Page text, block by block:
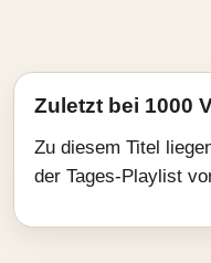
Zuletzt bei 1000
Zu diesem Titel
der Tages-Playlist